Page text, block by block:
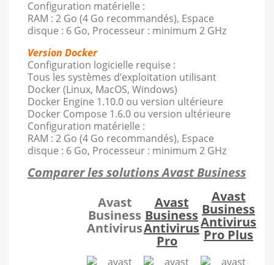
Configuration matérielle :
RAM : 2 Go (4 Go recommandés), Espace
disque : 6 Go, Processeur : minimum 2 GHz
Version Docker
Configuration logicielle requise :
Tous les systèmes d’exploitation utilisant
Docker (Linux, MacOS, Windows)
Docker Engine 1.10.0 ou version ultérieure
Docker Compose 1.6.0 ou version ultérieure
Configuration matérielle :
RAM : 2 Go (4 Go recommandés), Espace
disque : 6 Go, Processeur : minimum 2 GHz
Comparer les solutions Avast Business
Avast
Business
Antivirus
Avast
Business
Antivirus
Pro
Avast
Business
Antivirus
Pro Plus